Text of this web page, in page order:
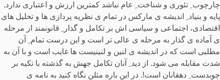
چارچوب ِ تئوری و شناخت ِ عام نباشد کمترین ارزش و اعتباری ندارد.
پایه و بنیاد ِ اندیشه ی مارکس در تمام ی نظریه پردازی ها و تحلیل های
اقتصادی، اجتماعی و سیاسی اش بر تکامل و گذار ِ قانونمند از مرحله
ی آماده ی گذار به مرحله ی عالی تر است و این درست تمام ِ آن
مطلبی است که در اندیشه ی لنین و لنینیست ها غایب است و با آن به
شدت مقابله می شود. از دید ِ آنان تکامل جهش به گذشته با تکیه بر
چوبدست ِ دهقانان است!. در این باره مثلن نگاه کنید به نامه ی